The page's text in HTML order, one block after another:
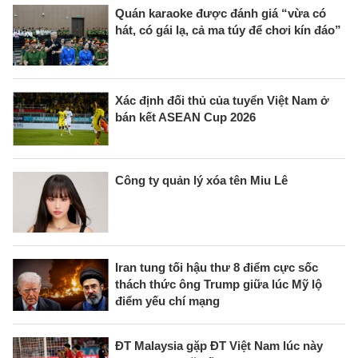
Quán karaoke được đánh giá “vừa có
hát, có gái lạ, cả ma túy để chơi kín đáo”
Xác định đối thủ của tuyển Việt Nam ở
bán kết ASEAN Cup 2026
Công ty quản lý xóa tên Miu Lê
Iran tung tối hậu thư 8 điểm cực sốc
thách thức ông Trump giữa lúc Mỹ lộ
điểm yếu chí mạng
ĐT Malaysia gặp ĐT Việt Nam lúc này